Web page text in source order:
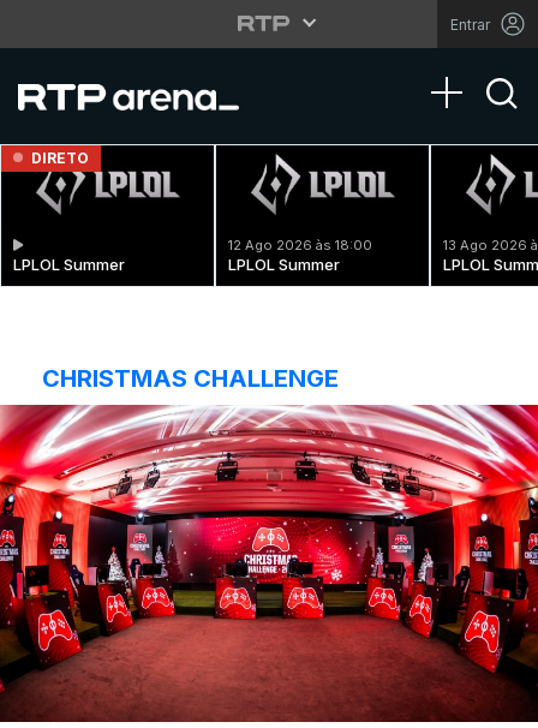
Entrar
Toggle
DIRETO
LPLOL Summer
12 Ago 2026 às 18:00
LPLOL Summer
13 Ago 2026
LPLOL
CHRISTMAS CHALLENGE